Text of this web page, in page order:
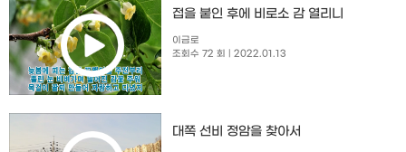
접을 붙인 후에 비로소 감 열리니
이금로
조회수 72 회
| 2022.01.13
대쪽 선비 정암을 찾아서